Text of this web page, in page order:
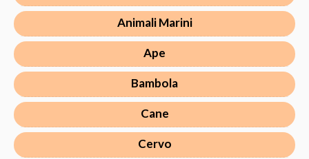
Animali Marini
Ape
Bambola
Cane
Cervo